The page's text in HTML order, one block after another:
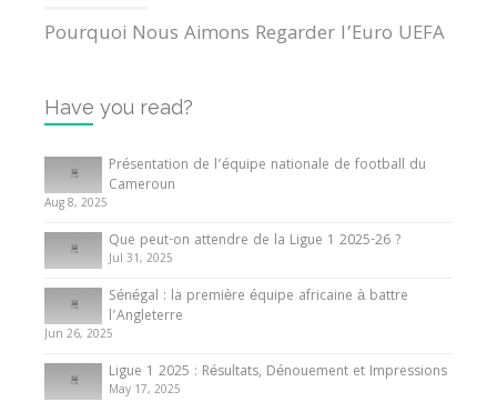
Pourquoi Nous Aimons Regarder l’Euro UEFA
Internationales
Tout ce que vous devez savoir sur la Coupe
d’Afrique des Nations
10 May 2024
Internationales
Présentation de l’équipe nationale de football
du Cameroun
8 August 2025
Have you read?
Présentation de l’équipe nationale de football du
Cameroun
Aug 8, 2025
Que peut-on attendre de la Ligue 1 2025-26 ?
Jul 31, 2025
Sénégal : la première équipe africaine à battre
l’Angleterre
Jun 26, 2025
Ligue 1 2025 : Résultats, Dénouement et Impressions
May 17, 2025